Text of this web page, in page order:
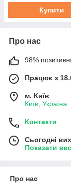
Купити
Про нас
98%
Працює з
м. Київ
Київ, Україна
Контакти
Сьогодні
Показати
Про нас